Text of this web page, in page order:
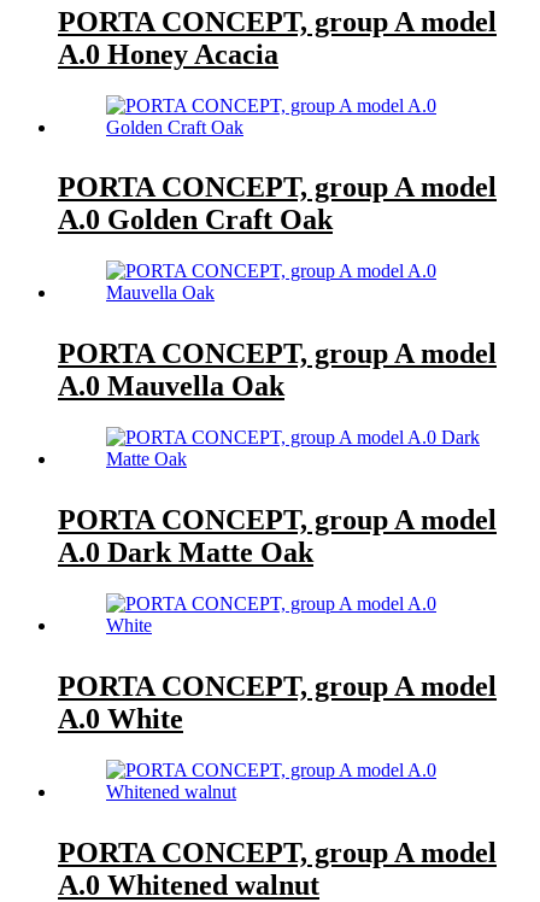
PORTA CONCEPT, group A model
A.0 Honey Acacia
PORTA CONCEPT, group A model
A.0 Golden Craft Oak
PORTA CONCEPT, group A model
A.0 Mauvella Oak
PORTA CONCEPT, group A model
A.0 Dark Matte Oak
PORTA CONCEPT, group A model
A.0 White
PORTA CONCEPT, group A model
A.0 Whitened walnut